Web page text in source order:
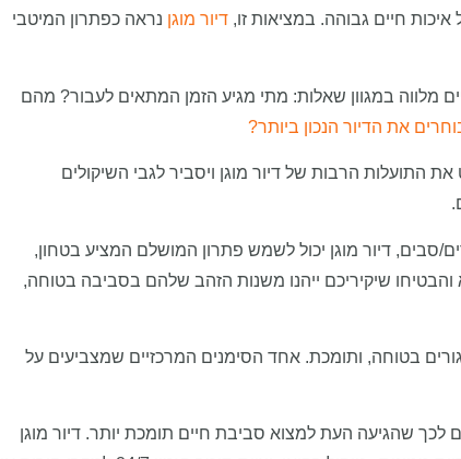
חיים גבוהה. במציאות זו, דיור מוגן נראה כפתרון המיטבי
מלווה במגוון שאלות: מתי מגיע הזמן המתאים לעבור? מהם
את הדיור הנכון ביותר?
התועלות הרבות של דיור מוגן ויסביר לגבי השיקולים
סבים, דיור מוגן יכול לשמש פתרון המושלם המציע בטחון,
והבטיחו שיקיריכם ייהנו משנות הזהב שלהם בסביבה בטוחה,
בטוחה, ותומכת. אחד הסימנים המרכזיים שמצביעים על
לכך שהגיעה העת למצוא סביבת חיים תומכת יותר. דיור מוגן